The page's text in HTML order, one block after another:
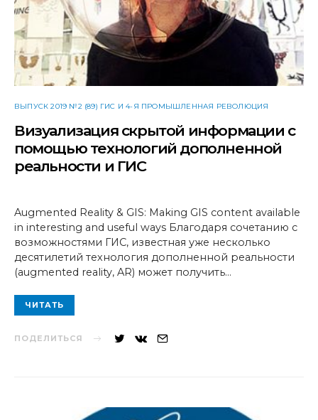
ВЫПУСК 2019 №2 (89) ГИС И 4-Я ПРОМЫШЛЕННАЯ РЕВОЛЮЦИЯ
Визуализация скрытой информации с
помощью технологий дополненной
реальности и ГИС
Augmented Reality & GIS: Making GIS content available
in interesting and useful ways Благодаря сочетанию с
возможностями ГИС, известная уже несколько
десятилетий технология дополненной реальности
(augmented reality, AR) может получить…
ЧИТАТЬ
ПОДЕЛИТЬСЯ